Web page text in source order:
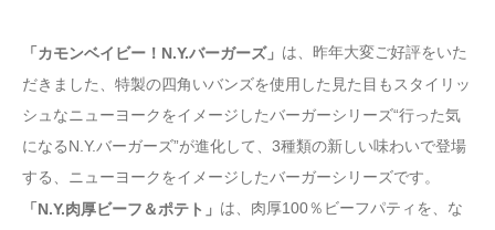
「カモンベイビー！N.Y.バーガーズ」 は、昨年大変ご好評をいた
だきました、特製の四角いバンズを使用した見た目もスタイリッ
シュなニューヨークをイメージしたバーガーシリーズ“行った気
になるN.Y.バーガーズ”が進化して、3種類の新しい味わいで登場
する、ニューヨークをイメージしたバーガーシリーズです。
「N.Y.肉厚ビーフ＆ポテト」 は、肉厚100％ビーフパティを、な